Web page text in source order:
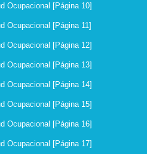
Ocupacional [Página 10]
Ocupacional [Página 11]
Ocupacional [Página 12]
Ocupacional [Página 13]
Ocupacional [Página 14]
Ocupacional [Página 15]
Ocupacional [Página 16]
Ocupacional [Página 17]